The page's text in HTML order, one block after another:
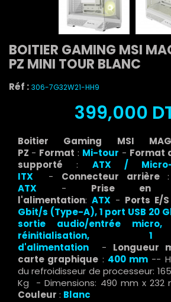
BOITIER GAMING MSI
PZ MINI TOUR BLANC
Réf : 306-7G32W21-HH9
399,000
Boitier Gaming MSI
PZ - Format : Mi-tour - Format
supporté : ATX /
ITX
- Connecteur arrière:
ATX - Prise en
l'alimentation: ATX- Ports E/
Gbit/s (Type-A), 1 port USB 20
sortie audio/entrée
réinitialisation,
d'alimentation - Longueur
carte graphique : 400 mm --
du refroidisseur de processeur:
Kg - Dimensions: 490 mm x
Couleur : Blanc